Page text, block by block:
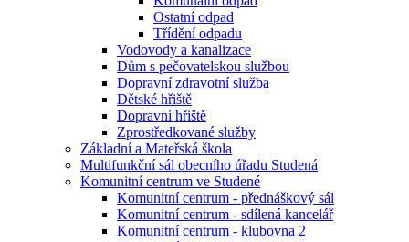
Ostatní odpad
Třídění odpadu
Vodovody a kanalizace
Dům s pečovatelskou službou
Dopravní zdravotní služba
Dětské hřiště
Dopravní hřiště
Zprostředkované služby
Základní a Mateřská škola
Multifunkční sál obecního úřadu Studená
Komunitní centrum ve Studené
Komunitní centrum - přednáškový sál
Komunitní centrum - sdílená kancelář
Komunitní centrum - klubovna 2